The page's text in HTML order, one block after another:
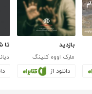
بازدید
مارک اووه کلینگ
دانلود از